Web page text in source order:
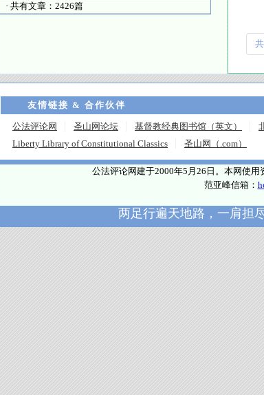
· 共有文章：2426篇
友情链接 & 合作伙伴
公法评论网 圣山网论坛 基督教经典图书馆（英文）
Liberty Library of Constitutional Classics
圣山网（.com）
公法评论网建于2000年5月26日。本网使
范亚峰信箱：
两足行遍天地路，一肩担